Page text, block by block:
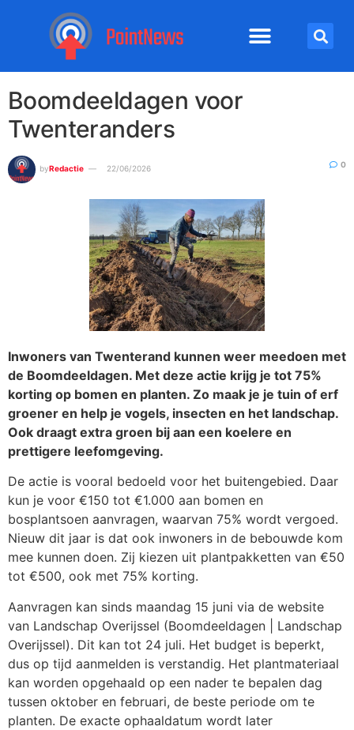
Boomdeeldagen voor
Twenteranders
byRedactie 22/06/2026 0
Inwoners van Twenterand kunnen weer meedoen met
de Boomdeeldagen. Met deze actie krijg je tot 75%
korting op bomen en planten. Zo maak je je tuin of erf
groener en help je vogels, insecten en het landschap.
Ook draagt extra groen bij aan een koelere en
prettigere leefomgeving.
De actie is vooral bedoeld voor het buitengebied. Daar
kun je voor €150 tot €1.000 aan bomen en
bosplantsoen aanvragen, waarvan 75% wordt vergoed.
Nieuw dit jaar is dat ook inwoners in de bebouwde kom
mee kunnen doen. Zij kiezen uit plantpakketten van €50
tot €500, ook met 75% korting.
Aanvragen kan sinds maandag 15 juni via de website
van Landschap Overijssel (Boomdeeldagen | Landschap
Overijssel). Dit kan tot 24 juli. Het budget is beperkt,
dus op tijd aanmelden is verstandig. Het plantmateriaal
kan worden opgehaald op een nader te bepalen dag
tussen oktober en februari, de beste periode om te
planten. De exacte ophaaldatum wordt later